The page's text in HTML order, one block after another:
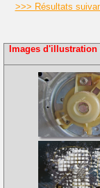
>>> Résultats
Images